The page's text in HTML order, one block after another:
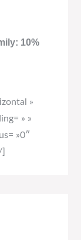
10%
»
» »
»0″